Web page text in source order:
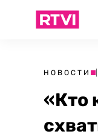
НОВОСТИ
«Кто